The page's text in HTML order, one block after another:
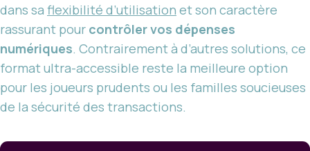
dans sa flexibilité d’utilisation et son caractère
rassurant pour contrôler vos dépenses
numériques. Contrairement à d’autres solutions, ce
format ultra-accessible reste la meilleure option
pour les joueurs prudents ou les familles soucieuses
de la sécurité des transactions.